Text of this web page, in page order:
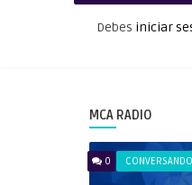
Debes iniciar
MCA RADIO
0